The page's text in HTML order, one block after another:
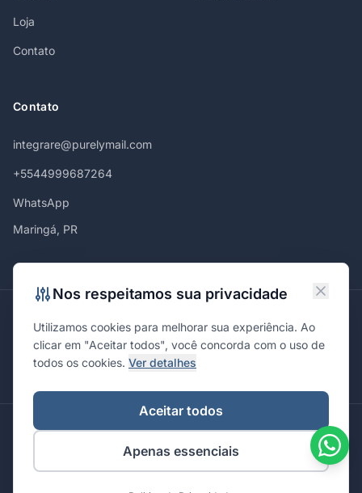
Loja
Contato
Contato
integrare@purelymail.com
+5544999687264
WhatsApp
Maringá, PR
MaringáCuritibaSão PauloLondrinaCascavelPonta Grossa
Florianópolis BrasíliaJoinvilleCampinas
© 2026 Integrare. Marketing de Verdade. Todos os direitos
reservados.
Nos respeitamos sua privacidade
Utilizamos cookies para melhorar sua experiência. Ao
clicar em "Aceitar todos", você concorda com o uso de
todos os cookies. Ver detalhes
Aceitar todos
Apenas essenciais